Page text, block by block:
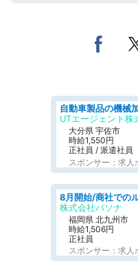
大分県 宇佐市
時給1,550円
正社員 / 派遣社員
スポンサー：求人
株式会社パソナ
福岡県 北九州市
時給1,506円
正社員
スポンサー：求人